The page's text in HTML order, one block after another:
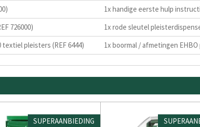
1x handige eerste hulp
726000)
1x rode sleutel
textiel pleisters (REF 6444)
1x boormal / afmetingen EHBO
SUPERAANBIEDING